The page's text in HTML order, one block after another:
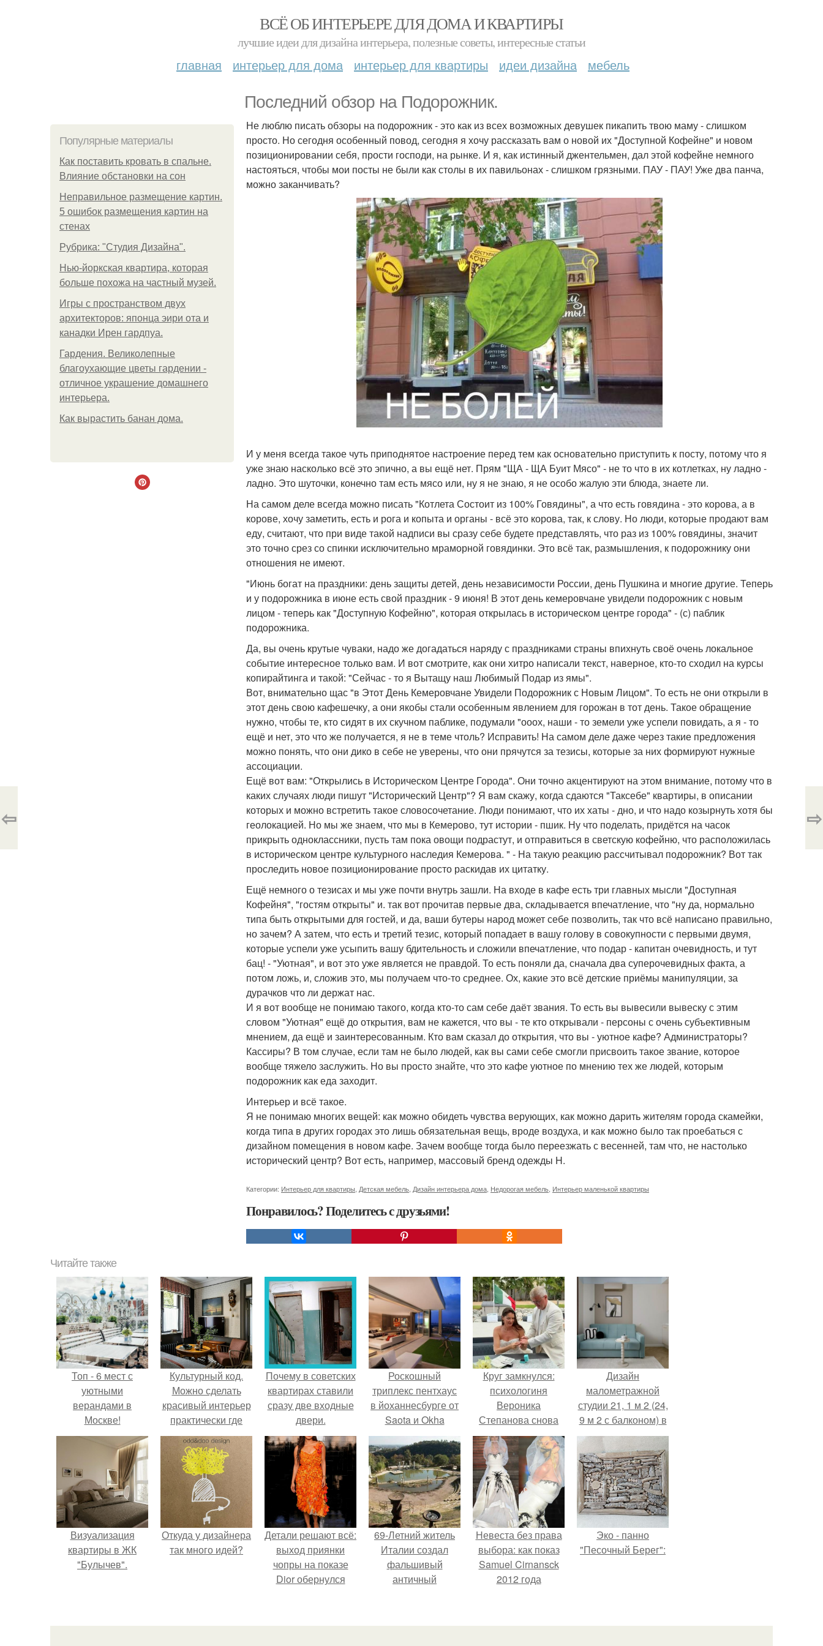
ВСЁ ОБ ИНТЕРЬЕРЕ ДЛЯ ДОМА И КВАРТИРЫ
лучшие идеи для дизайна интерьера, полезные советы, интересные статьи
главная интерьер для дома интерьер для квартиры идеи дизайна мебель
Последний обзор на Подорожник.
Популярные материалы
Как поставить кровать в спальне.
Влияние обстановки на сон
Неправильное размещение картин.
5 ошибок размещения картин на
стенах
Рубрика: "Студия Дизайна".
Нью-йоркская квартира, которая
больше похожа на частный музей.
Игры с пространством двух
архитекторов: японца эири ота и
канадки Ирен гардпуа.
Гардения. Великолепные
благоухающие цветы гардении -
отличное украшение домашнего
интерьера.
Как вырастить банан дома.
Не люблю писать обзоры на подорожник - это как из всех возможных девушек пикапить твою маму - слишком
просто. Но сегодня особенный повод, сегодня я хочу рассказать вам о новой их "Доступной Кофейне" и новом
позиционировании себя, прости господи, на рынке. И я, как истинный джентельмен, дал этой кофейне немного
настояться, чтобы мои посты не были как столы в их павильонах - слишком грязными. ПАУ - ПАУ! Уже два панча,
можно заканчивать?
И у меня всегда такое чуть приподнятое настроение перед тем как основательно приступить к посту, потому что я
уже знаю насколько всё это эпично, а вы ещё нет. Прям "ЩА - ЩА Буит Мясо" - не то что в их котлетках, ну ладно -
ладно. Это шуточки, конечно там есть мясо или, ну я не знаю, я не особо жалую эти блюда, знаете ли.
На самом деле всегда можно писать "Котлета Состоит из 100% Говядины", а что есть говядина - это корова, а в
корове, хочу заметить, есть и рога и копыта и органы - всё это корова, так, к слову. Но люди, которые продают вам
еду, считают, что при виде такой надписи вы сразу себе будете представлять, что раз из 100% говядины, значит
это точно срез со спинки исключительно мраморной говядинки. Это всё так, размышления, к подорожнику они
отношения не имеют.
"Июнь богат на праздники: день защиты детей, день независимости России, день Пушкина и многие другие. Теперь
и у подорожника в июне есть свой праздник - 9 июня! В этот день кемеровчане увидели подорожник с новым
лицом - теперь как "Доступную Кофейню", которая открылась в историческом центре города" - (с) паблик
подорожника.
Да, вы очень крутые чуваки, надо же догадаться наряду с праздниками страны впихнуть своё очень локальное
событие интересное только вам. И вот смотрите, как они хитро написали текст, наверное, кто-то сходил на курсы
копирайтинга и такой: "Сейчас - то я Вытащу наш Любимый Подар из ямы".
Вот, внимательно щас "в Этот День Кемеровчане Увидели Подорожник с Новым Лицом". То есть не они открыли в
этот день свою кафешечку, а они якобы стали особенным явлением для горожан в тот день. Такое обращение
нужно, чтобы те, кто сидят в их скучном паблике, подумали "ооох, наши - то земели уже успели повидать, а я - то
ещё и нет, это что же получается, я не в теме чтоль? Исправить! На самом деле даже через такие предложения
можно понять, что они дико в себе не уверены, что они прячутся за тезисы, которые за них формируют нужные
ассоциации.
Ещё вот вам: "Открылись в Историческом Центре Города". Они точно акцентируют на этом внимание, потому что в
каких случаях люди пишут "Исторический Центр"? Я вам скажу, когда сдаются "Таксебе" квартиры, в описании
которых и можно встретить такое словосочетание. Люди понимают, что их хаты - дно, и что надо козырнуть хотя бы
геолокацией. Но мы же знаем, что мы в Кемерово, тут истории - пшик. Ну что поделать, придётся на часок
прикрыть одноклассники, пусть там пока овощи подрастут, и отправиться в светскую кофейню, что расположилась
в историческом центре культурного наследия Кемерова. " - На такую реакцию рассчитывал подорожник? Вот так
проследить новое позиционирование просто раскидав их цитатку.
Ещё немного о тезисах и мы уже почти внутрь зашли. На входе в кафе есть три главных мысли "Доступная
Кофейня", "гостям открыты" и. так вот прочитав первые два, складывается впечатление, что "ну да, нормально
типа быть открытыми для гостей, и да, ваши бутеры народ может себе позволить, так что всё написано правильно,
но зачем? А затем, что есть и третий тезис, который попадает в вашу голову в совокупности с первыми двумя,
которые успели уже усыпить вашу бдительность и сложили впечатление, что подар - капитан очевидность, и тут
бац! - "Уютная", и вот это уже является не правдой. То есть поняли да, сначала два суперочевидных факта, а
потом ложь, и, сложив это, мы получаем что-то среднее. Ох, какие это всё детские приёмы манипуляции, за
дурачков что ли держат нас.
И я вот вообще не понимаю такого, когда кто-то сам себе даёт звания. То есть вы вывесили вывеску с этим
словом "Уютная" ещё до открытия, вам не кажется, что вы - те кто открывали - персоны с очень субъективным
мнением, да ещё и заинтересованным. Кто вам сказал до открытия, что вы - уютное кафе? Администраторы?
Кассиры? В том случае, если там не было людей, как вы сами себе смогли присвоить такое звание, которое
вообще тяжело заслужить. Но вы просто знайте, что это кафе уютное по мнению тех же людей, которым
подорожник как еда заходит.
Интерьер и всё такое.
Я не понимаю многих вещей: как можно обидеть чувства верующих, как можно дарить жителям города скамейки,
когда типа в других городах это лишь обязательная вещь, вроде воздуха, и как можно было так проебаться с
дизайном помещения в новом кафе. Зачем вообще тогда было переезжать с весенней, там что, не настолько
исторический центр? Вот есть, например, массовый бренд одежды H.
Категории: Интерьер для квартиры Детская мебель Дизайн интерьера дома Недорогая мебель Интерьер маленькой квартиры
Понравилось? Поделитесь с друзьями!
⇦ ⇨
Читайте также
Топ - 6 мест с
уютными
верандами в
Москве!
Культурный код.
Можно сделать
красивый интерьер
практически где
угодно.
Почему в советских
квартирах ставили
сразу две входные
двери.
Роскошный
триплекс пентхаус
в йоханнесбурге от
Saota и Okha
Interiors.
Круг замкнулся:
психологиня
Вероника
Степанова снова
вышла замуж за
собственного
бывшего мужа.
Дизайн
малометражной
студии 21, 1 м 2 (24,
9 м 2 с балконом) в
Краснодаре.
Визуализация
квартиры в ЖК
"Булычев".
Откуда у дизайнера
так много идей?
Детали решают всё:
выход приянки
чопры на показе
Dior обернулся
пошива.
69-Летний житель
Италии создал
фальшивый
античный
успешно выдавал
Невеста без права
выбора: как показ
Samuel Cirnansck
2012 года
принуждения.
Эко - панно
"Песочный Берег":